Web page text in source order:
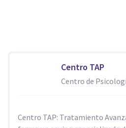
Centro TAP
Centro de
Centro TAP: Tratamiento